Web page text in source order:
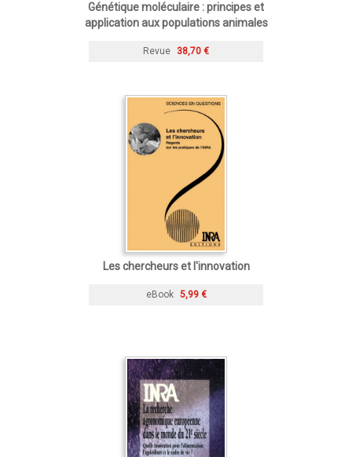
Génétique moléculaire : principes et
application aux populations animales
Revue 38,70 €
Les chercheurs et l'innovation
eBook 5,99 €